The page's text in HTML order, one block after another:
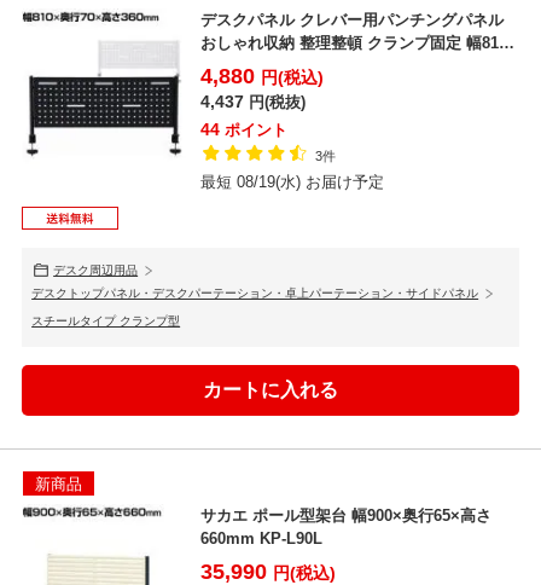
デスクパネル クレバー用パンチングパネル
おしゃれ収納 整理整頓 クランプ固定 幅810×
奥行70×...
4,880 円(税込)
4,437 円(税抜)
44 ポイント
3件
最短 08/19(水) お届け予定
デスク周辺用品
デスクトップパネル・デスクパーテーション・卓上パーテーション・サイドパネル
スチールタイプ クランプ型
新商品
サカエ ポール型架台 幅900×奥行65×高さ
660mm KP-L90L
35,990 円(税込)